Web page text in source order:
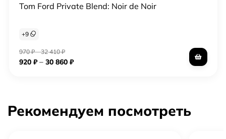
Tom Ford Private Blend: Noir de Noir
+9
970₽–32 410₽
920 ₽– 30 860 ₽
Рекомендуем посмотреть